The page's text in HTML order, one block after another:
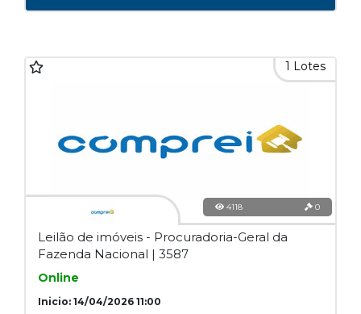
1 Lotes
4118 0
Leilão de imóveis - Procuradoria-Geral da
Fazenda Nacional | 3587
Online
Inicio: 14/04/2026 11:00